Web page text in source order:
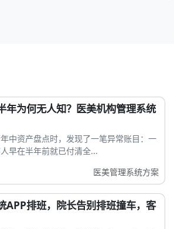
年为何无人知？医美机构管理系统
中资产盘点时，发现了一笔异常账目：一
早在半年前就已付清全...
医美管理系统方案
APP排班，院长告别排班撞车，客